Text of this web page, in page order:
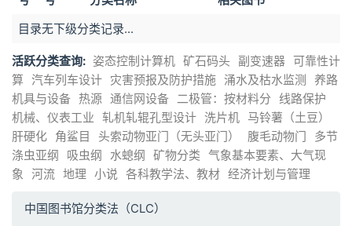
目录无下级分类记录...
活跃分类查询: 姿态控制计算机 矿石码头 副变速器 可靠性计
算 汽车列车设计 灾害预报及防护措施 涌水及枯水监测
养路
机具与设备 热源 通信网设备 二极管：按材料分
线路保护
机械、仪表工业 轧机轧辊孔型设计 洗片机 马铃薯（土豆）
肝硬化 角鲨目 头索动物亚门（无头亚门） 腹毛动物门
多节
涤虫亚纲
吸虫纲 水螅纲 矿物分类 气象基本要素、大气现
象
河流 地理 小说 各科教学法、教材 经济计划与管理
中国图书馆分类法（CLC）